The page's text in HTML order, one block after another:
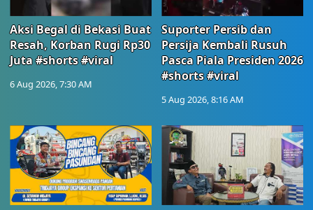
Aksi Begal di Bekasi Buat
Resah, Korban Rugi Rp30
Juta #shorts #viral
6 Aug 2026, 7:30 AM
Suporter Persib dan
Persija Kembali Rusuh
Pasca Piala Presiden 2026
#shorts #viral
5 Aug 2026, 8:16 AM